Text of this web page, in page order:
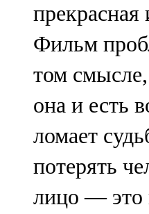
прекрасная
Фильм
том
она и есть
ломает
потерять
лицо — это